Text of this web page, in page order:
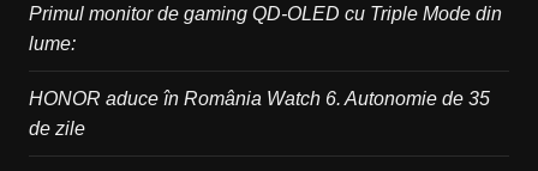
Primul monitor de gaming QD-OLED cu Triple Mode din
lume:
HONOR aduce în România Watch 6. Autonomie de 35
de zile